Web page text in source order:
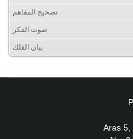
تصحيح المفاهم
صوت الفكر
بيان الفلك
Aras 5,